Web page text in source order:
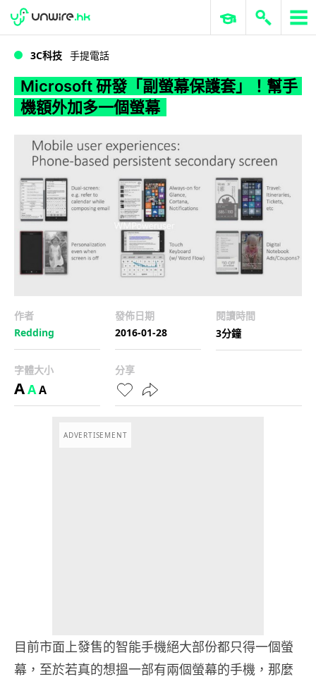
WWDC 2026 ERP 與商業 AI
3C科技 手提電話
Microsoft 研發「副螢幕保護套」！幫手
機額外加多一個螢幕
作者
Redding
發佈日期
2016-01-28
閱讀時間
3分鐘
字體大小
AAA
分享
ADVERTISEMENT
目前市面上發售的智能手機絕大部份都只得一個螢
幕，至於若真的想搵一部有兩個螢幕的手機，那麼